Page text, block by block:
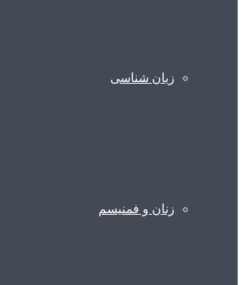
زبان شناسی
زنان و فمنیسم